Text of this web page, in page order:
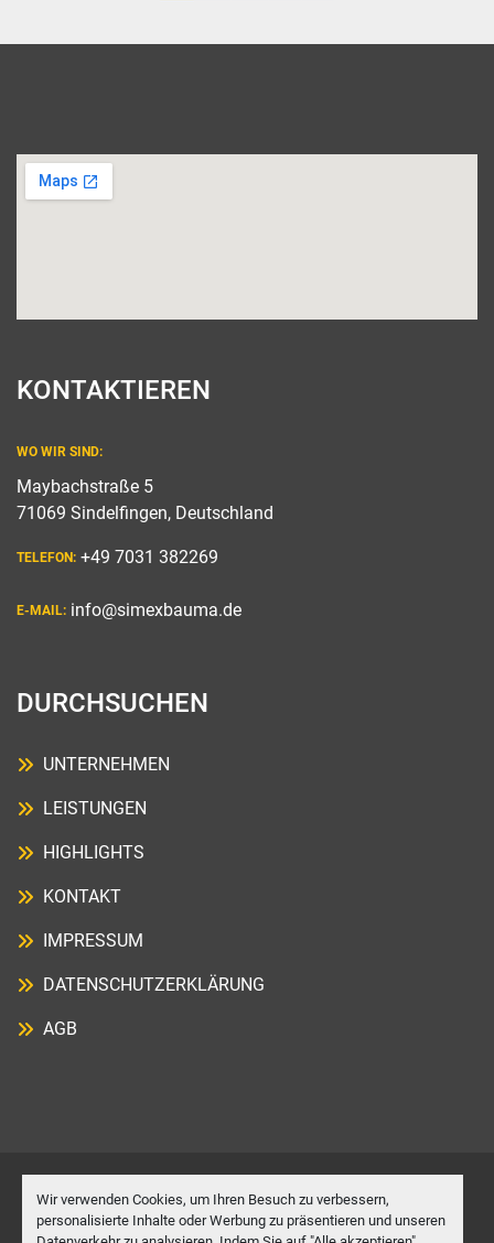
Wir verwenden Cookies, um Ihren Besuch zu verbessern,
personalisierte Inhalte oder Werbung zu präsentieren und unseren
KONTAKTIEREN
WO WIR SIND:
Maybachstraße 5
71069 Sindelfingen, Deutschland
TELEFON: +49 7031 382269
E-MAIL: info@simexbauma.de
DURCHSUCHEN
UNTERNEHMEN
LEISTUNGEN
HIGHLIGHTS
KONTAKT
IMPRESSUM
DATENSCHUTZERKLÄRUNG
AGB
Cookie-Einstellungen